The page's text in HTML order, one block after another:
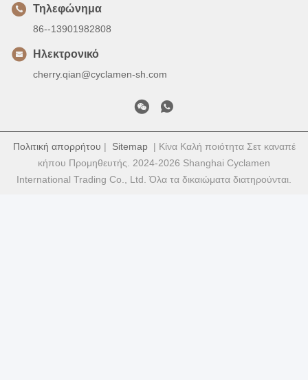
Τηλεφώνημα
86--13901982808
Ηλεκτρονικό
cherry.qian@cyclamen-sh.com
Πολιτική απορρήτου | Sitemap| Κίνα Καλή ποιότητα Σετ καναπέ
κήπου Προμηθευτής. 2024-2026 Shanghai Cyclamen
International Trading Co., Ltd. Όλα τα δικαιώματα διατηρούνται.